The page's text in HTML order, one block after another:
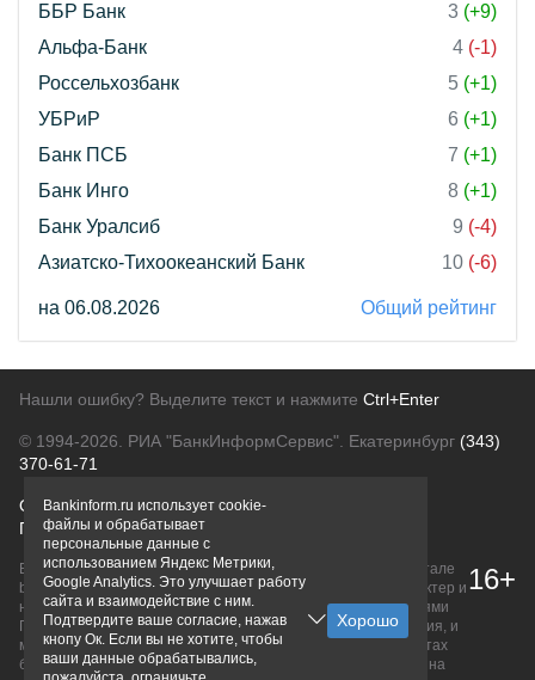
ББР Банк
3 (+9)
Альфа-Банк
4 (-1)
Россельхозбанк
5 (+1)
УБРиР
6 (+1)
Банк ПСБ
7 (+1)
Банк Инго
8 (+1)
Банк Уралсиб
9 (-4)
Азиатско-Тихоокеанский Банк
10 (-6)
на 06.08.2026 Общий рейтинг
Нашли ошибку? Выделите текст и нажмите Ctrl+Enter
© 1994-2026. РИА "БанкИнформСервис". Екатеринбург (343)
370-61-71
О проектеПолитика конфиденциальности
Правовая информацияДля рекламодателей
Вся информация о продуктах банков, размещенная на портале
bankinform.ru, носит исключительно ознакомительный характер и
не является публичной офертой, определяемой положениями
ГК РФ. Информация не содержит точного и полного описания, и
может быть изменена. Конечные условия уточняйте на сайтах
банков или при личном обращении. Исключительное право на
16+
Bankinform.ru использует cookie-
файлы и обрабатывает
персональные данные с
использованием Яндекс Метрики,
Google Analytics. Это улучшает работу
сайта и взаимодействие с ним.
Подтвердите ваше согласие, нажав
кнопу Ок. Если вы не хотите, чтобы
ваши данные обрабатывались,